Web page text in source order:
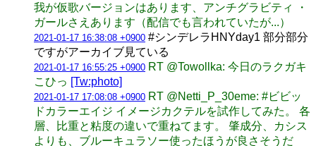
我が仮歌バージョンはあります、アンチグラビティ ・
ガールさえあります（配信でも言われていたが...）
2021-01-17 16:38:08 +0900 #シンデレラHNYday1 部分部分
ですがアーカイブ見ている
2021-01-17 16:55:25 +0900 RT @Towollka: 今日のラクガキ
こひっ [Tw:photo]
2021-01-17 17:08:08 +0900 RT @Netti_P_30eme: #ビビッ
ドカラーエイジ イメージカクテルを試作してみた。 各
層、比重と粘度の違いで重ねてます。 肇成分、カシス
よりも、ブルーキュラソー使ったほうが良さそうだ